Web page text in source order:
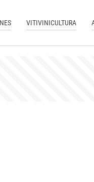
VITIVINICULTURA